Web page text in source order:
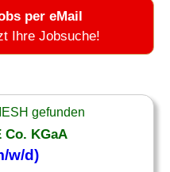
per eMail
Ihre Jobsuche!
gefunden
Co. KGaA
w/d)